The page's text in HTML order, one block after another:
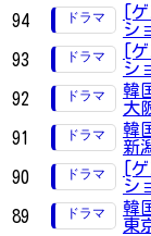
94
[
シ
93
[
シ
92
韓
大
91
韓
新
90
[
シ
89
韓
東